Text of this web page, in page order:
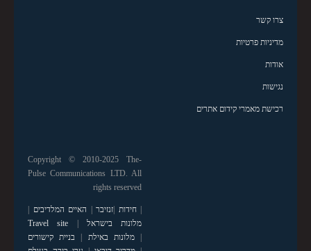
צרו קשר
מדיניות פרטיות
אודות
נגישות
רכישת מאמרי קידום אתרים
Copyright © 2010-2025 The-
Pulse Communications LTD. All
rights reserved
|חידות זנזיבר האיים המלדיבים
מלונות בישראל
Travel site
|מלונות באילת
בניית קישורים